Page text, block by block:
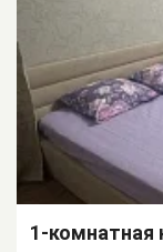
1-комнатная